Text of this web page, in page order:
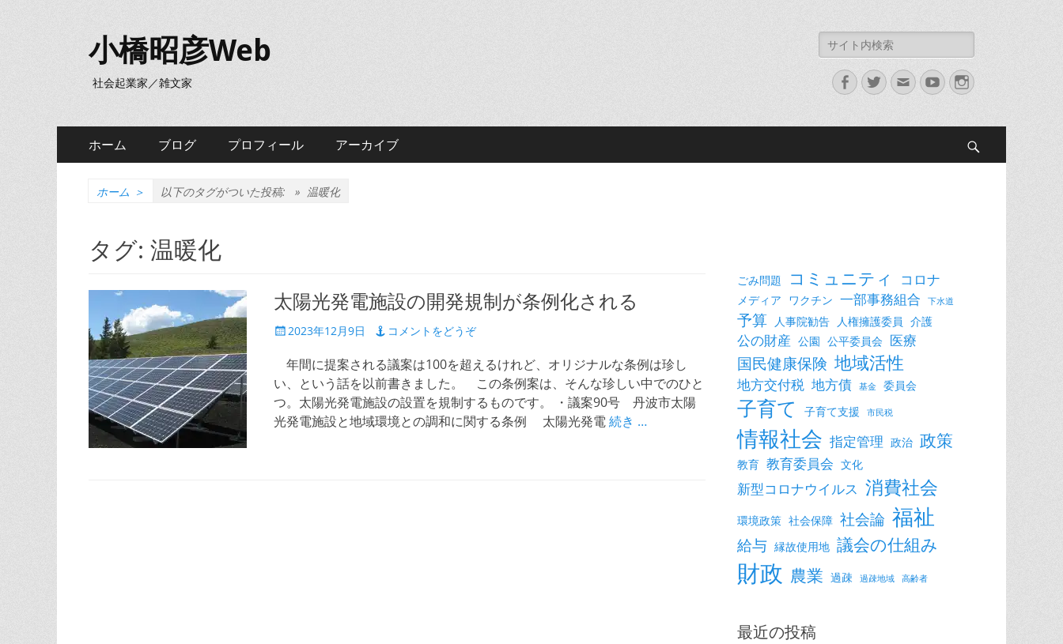
小橋昭彦Web
社会起業家／雑文家
検
索:
Facebook
Twitter
メ
ー
YouTubeInstagram
メ
イ
ニ
ホーム ブログ プロフィール アーカイブ
ホーム ＞ 以下のタグがついた投稿: » 温暖化
タグ: 温暖化
太陽光発電施設の開発規制が条例化される
投 2023年12月9日 コメントをどうぞ
年間に提案される議案は100を超えるけれど、オリジナルな条例は珍し
い、という話を以前書きました。 この条例案は、そんな珍しい中でのひと
つ。太陽光発電施設の設置を規制するものです。 ・議案90号 丹波市太陽
光発電施設と地域環境との調和に関する条例 太陽光発電続き …
ごみ問題 コミュニティ コロナ
メディア ワクチン 一部事務組合 下水道
予算 人事院勧告 人権擁護委員 介護
公の財産 公園 公平委員会 医療
国民健康保険 地域活性
地方交付税 地方債 基金 委員会
子育て 子育て支援 市民税
情報社会 指定管理 政治 政策
教育 教育委員会 文化
新型コロナウイルス 消費社会
環境政策 社会保障 社会論 福祉
給与 縁故使用地 議会の仕組み
財政 農業 過疎 過疎地域 高齢者
最近の投稿